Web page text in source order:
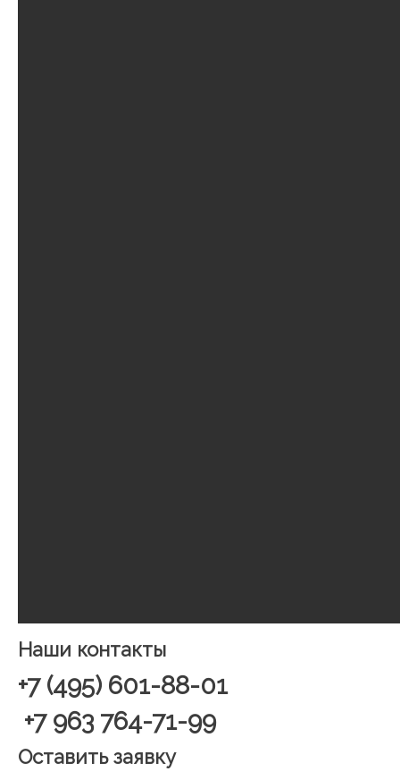
Наши контакты
+7 (495) 601-88-01
+7 963 764-71-99
Оставить заявку